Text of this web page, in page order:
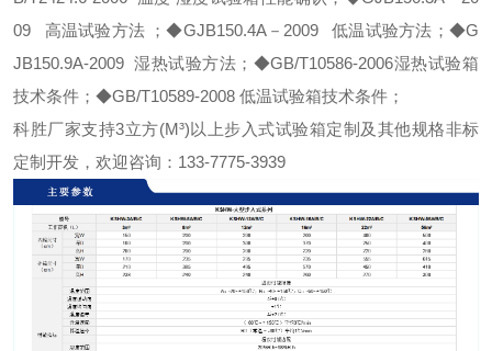
09 高温试验方法 ；◆GJB150.4A－2009 低温试验方法； ◆G
JB150.9A-2009 湿热试验方法； ◆GB/T10586-2006湿热试验箱
技术条件； ◆GB/T10589-2008 低温试验箱技术条件；
科胜厂家支持3立方(M³)以上步入式试验箱定制及其他规格非标
定制开发，欢迎咨询：133-7775-3939